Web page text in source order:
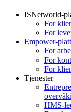
ISNetworld-
For
For
Empower-
For
For
For
Tjenester
HMS-